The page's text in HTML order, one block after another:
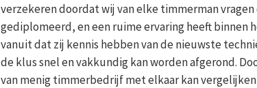
verzekeren doordat wij van elke timmerman vragen
gediplomeerd, en een ruime ervaring heeft binnen
vanuit dat zij kennis hebben van de nieuwste
de klus snel en vakkundig kan worden afgerond.
van menig timmerbedrijf met elkaar kan